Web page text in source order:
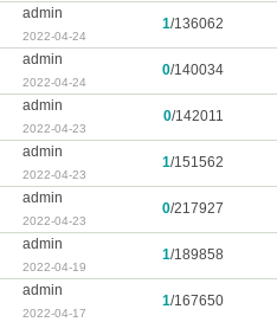
admin
2022-04-24
1/136062
admin
2022-04-24
0/140034
admin
2022-04-23
0/142011
admin
2022-04-23
1/151562
admin
2022-04-23
0/217927
admin
2022-04-19
1/189858
admin
2022-04-17
1/167650